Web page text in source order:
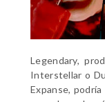
Legendary,
Interstellar o
Expanse,